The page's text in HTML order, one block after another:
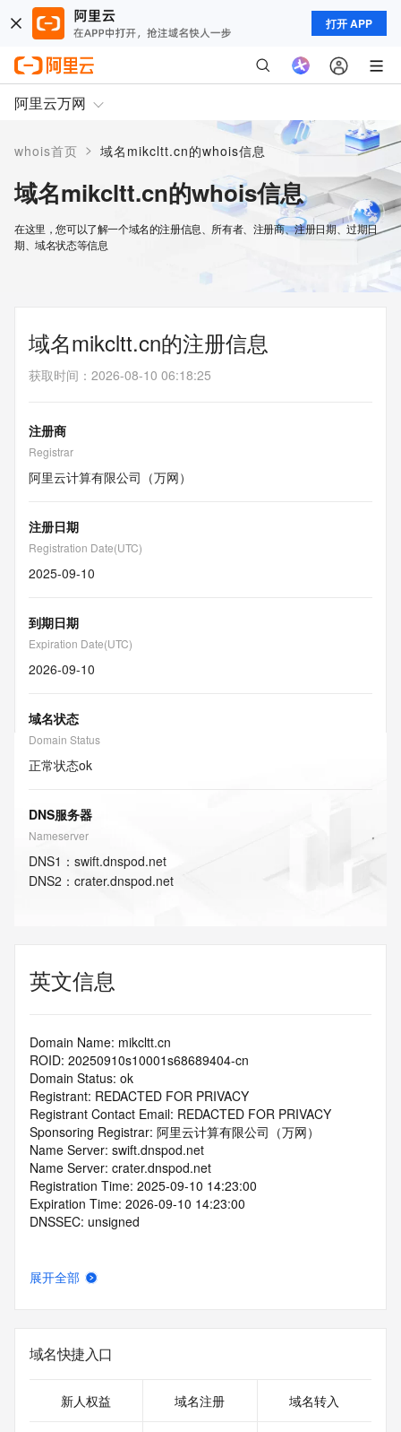
打开 APP
阿里云万网
whois首页 > 域名mikcltt.cn的whois信息
域名mikcltt.cn的whois信息
在这里，您可以了解一个域名的注册信息、所有者、注册商、注册日期、过期日
期、域名状态等信息
域名mikcltt.cn的注册信息
获取时间 ： 2026-08-10 06:18:25
注册商
Registrar
阿里云计算有限公司（万网）
注册日期
Registration Date(UTC)
2025-09-10
到期日期
Expiration Date(UTC)
2026-09-10
域名状态
Domain Status
正常状态ok
DNS服务器
Nameserver
DNS1 ： swift.dnspod.net
DNS2 ： crater.dnspod.net
英文信息
Domain Name: mikcltt.cn
ROID: 20250910s10001s68689404-cn
Domain Status: ok
Registrant: REDACTED FOR PRIVACY
Registrant Contact Email: REDACTED FOR PRIVACY
Sponsoring Registrar: 阿里云计算有限公司（万网）
Name Server: swift.dnspod.net
Name Server: crater.dnspod.net
Registration Time: 2025-09-10 14:23:00
Expiration Time: 2026-09-10 14:23:00
DNSSEC: unsigned
展开全部
域名快捷入口
新人权益 域名注册 域名转入